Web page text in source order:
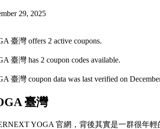
29, 2025
臺灣 offers 2 active coupons.
臺灣 has 2 coupon codes available.
臺灣 coupon data was last verified on
臺灣
YOGA 官網，背後其實是一群很年